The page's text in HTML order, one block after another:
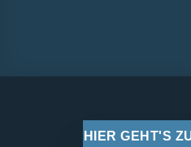
HIER GEHT'S